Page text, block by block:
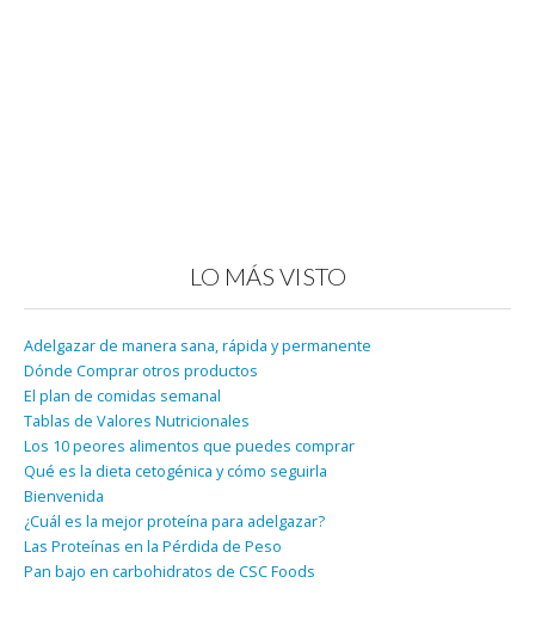
LO MÁS VISTO
Adelgazar de manera sana, rápida y permanente
Dónde Comprar otros productos
El plan de comidas semanal
Tablas de Valores Nutricionales
Los 10 peores alimentos que puedes comprar
Qué es la dieta cetogénica y cómo seguirla
Bienvenida
¿Cuál es la mejor proteína para adelgazar?
Las Proteínas en la Pérdida de Peso
Pan bajo en carbohidratos de CSC Foods